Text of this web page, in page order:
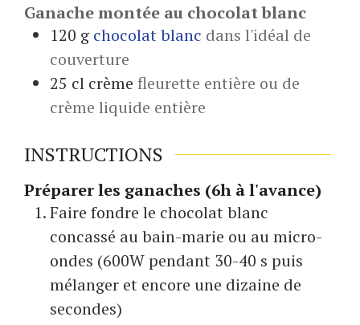
Ganache montée au chocolat blanc
120 g chocolat blanc dans l'idéal de
couverture
25 cl crème fleurette entière ou de
crème liquide entière
INSTRUCTIONS
Préparer les ganaches (6h à l'avance)
Faire fondre le chocolat blanc
concassé au bain-marie ou au micro-
ondes (600W pendant 30-40 s puis
mélanger et encore une dizaine de
secondes)